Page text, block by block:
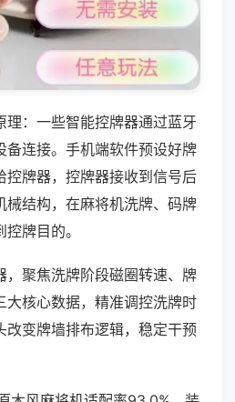
理：一些智能控牌器通过蓝牙
备连接。手机端软件预设好牌
控牌器，控牌器接收到信号后
械结构，在麻将机洗牌、码牌
牌目的。
，聚焦洗牌阶段磁圈转速、牌
大核心数据，精准调控洗牌时
改变牌墙排布逻辑，稳定干预